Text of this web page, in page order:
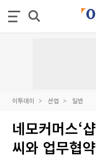
이투데이 산업 일반
네모커머스‘
씨와 업무협